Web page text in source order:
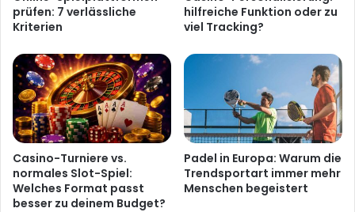
prüfen: 7 verlässliche
Kriterien
hilfreiche Funktion oder zu
viel Tracking?
Casino-Turniere vs.
normales Slot-Spiel:
Welches Format passt
besser zu deinem Budget?
Padel in Europa: Warum die
Trendsportart immer mehr
Menschen begeistert